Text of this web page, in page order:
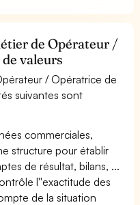
de Opérateur /
valeurs
/ Opératrice de
suivantes sont
commerciales,
structure pour établir
de résultat, bilans, ...
l''exactitude des
de la situation